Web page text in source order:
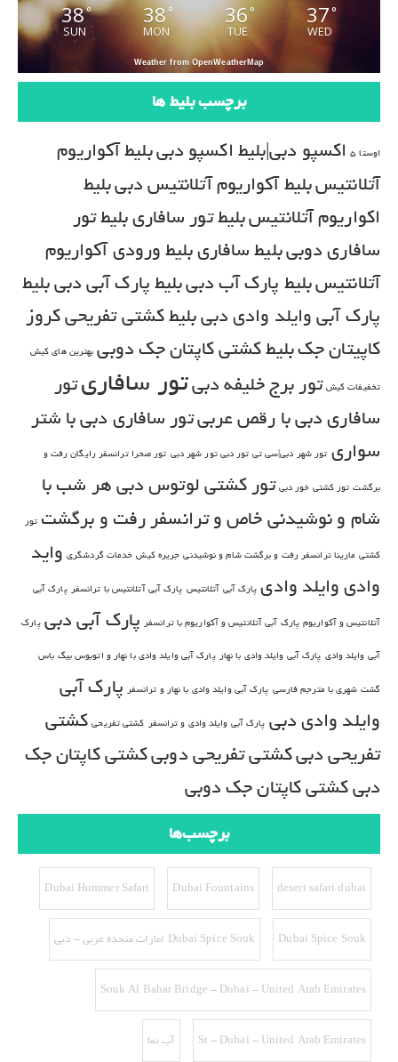
38°
SUN
38°
MON
36 °
TUE
37°
WED
Weather from OpenWeatherMap
برچسب بلیط ها
اوستا 5 اکسپو دبی|بلیط اکسپو دبیبلیط آکواریوم
آتلانتیسبلیط آکواریوم آتلانتیس دبیبلیط
اکواریوم آتلانتیسبلیط تور سافاریبلیط تور
سافاری دوبیبلیط سافاریبلیط ورودی آکواریوم
آتلانتیسبلیط پارک آب دبیبلیط پارک آبی دبیبلیط
پارک آبی وایلد وادی دبیبلیط کشتی تفریحی کروز
کاپیتان جکبلیط کشتی کاپتان جک دوبی بهترین های کیش
تخفیفات کیش تور برج خلیفه دبیتور سافاریتور
سافاری دبی با رقص عربیتور سافاری دبی با شتر
سواری تور شهر دبی|سی تی تور دبی تور شهر دبی تور صحرا ترانسفر رایگان رفت و
برگشت تور کشتی خور دبی تور کشتی لوتوس دبی هر شب با
شام و نوشیدنی خاص و ترانسفر رفت و برگشت تور
کشتی مارینا ترانسفر رفت و برگشت شام و نوشیدنی جریره کیش خدمات گردشگری واید
وادیوایلد وادی پارک آبی آتلانتیس پارک آبی آتلانتیس با ترانسفر پارک آبی
آتلانتیس و آکواریوم پارک آبی آتلانتیس و آکواریوم با ترانسفر پارک آبی دبی پارک
آبی وایلد وادی پارک آبی وایلد وادی با نهار پارک آبی وایلد وادی با نهار و اتوبوس بیگ باس
گشت شهری با مترجم فارسی پارک آبی وایلد وادی با نهار و ترانسفر پارک آبی
وایلد وادی دبی پارک آبی وایلد وادی و ترانسفر کشتی تفریحی کشتی
تفریحی دبیکشتی تفریحی دوبیکشتی کاپتان جک
دبیکشتی کاپتان جک دوبی
برچسب‌ها
desert safari dubai
Dubai Fountains
Dubai Hummer Safari
Dubai Spice Souk Dubai Spice Souk امارات متحده عربی - دبی
Souk Al Bahar Bridge - Dubai - United Arab Emirates
St - Dubai - United Arab Emirates آب نما